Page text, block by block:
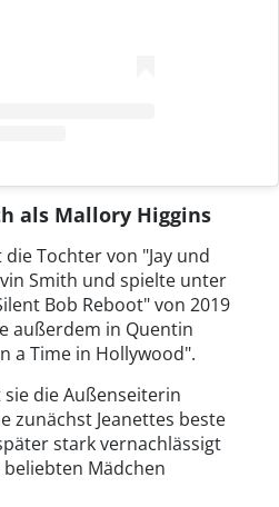
als Mallory Higgins
Tochter von "Jay und
Smith und spielte unter
Bob Reboot" von 2019
außerdem in Quentin
a Time in Hollywood".
die Außenseiterin
zunächst Jeanettes beste
stark vernachlässigt
Mädchen